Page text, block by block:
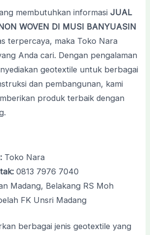
membutuhkan informasi JUAL
WOVEN DI MUSI BANYUASIN
terpercaya, maka Toko Nara
Anda cari. Dengan pengalaman
geotextile untuk berbagai
dan pembangunan, kami
produk terbaik dengan
Toko Nara
0813 7976 7040
Madang, Belakang RS Moh
FK Unsri Madang
berbagai jenis geotextile yang